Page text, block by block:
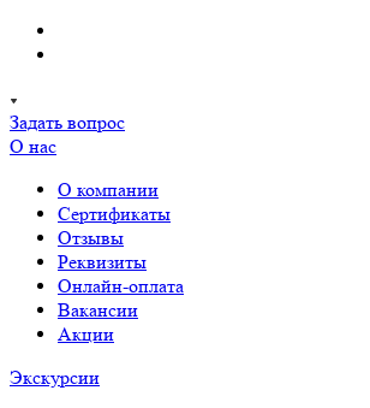
Задать вопрос
О нас
О компании
Сертификаты
Отзывы
Реквизиты
Онлайн-оплата
Вакансии
Акции
Экскурсии